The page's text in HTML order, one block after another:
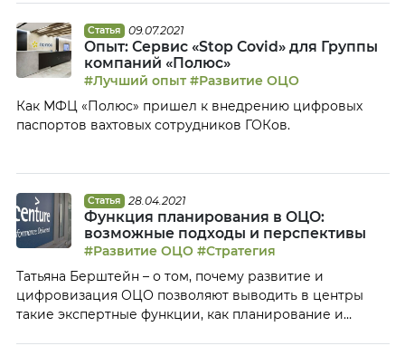
Статья 09.07.2021
Опыт: Сервис «Stop Covid» для Группы
компаний «Полюс»
#Лучший опыт #Развитие ОЦО
Как МФЦ «Полюс» пришел к внедрению цифровых
паспортов вахтовых сотрудников ГОКов.
Статья 28.04.2021
Функция планирования в ОЦО:
возможные подходы и перспективы
#Развитие ОЦО #Стратегия
Татьяна Берштейн – о том, почему развитие и
цифровизация ОЦО позволяют выводить в центры
такие экспертные функции, как планирование и